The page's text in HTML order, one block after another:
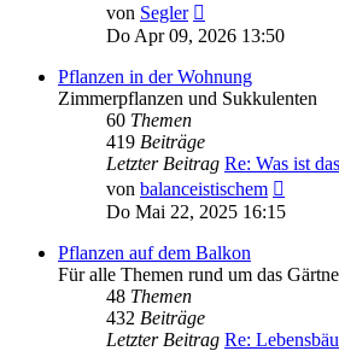
von Segler
Beitrag
Do Apr 09, 2026 13:50
Pflanzen in der Wohnung
Zimmerpflanzen und Sukkulenten
60 Themen
419 Beiträge
Letzter Beitrag Re: Was ist
von balanceistischem
Beitrag
Do Mai 22, 2025 16:15
Pflanzen auf dem Balkon
Für alle Themen rund um das
48 Themen
432 Beiträge
Letzter Beitrag Re: